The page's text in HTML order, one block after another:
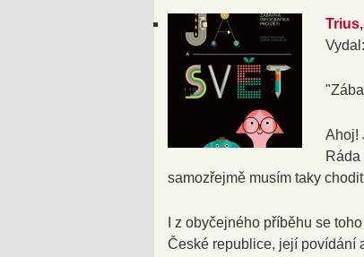
Vydal:
Ahoj!
Ráda
samozřejmě musím taky
I z obyčejného příběhu se
České republice, její povídání